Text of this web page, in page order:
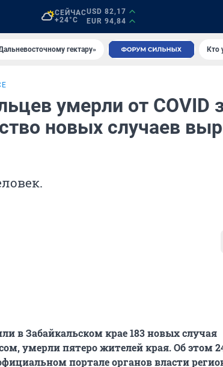
СЕЙЧАС
+24°C
USD 82,17
EUR 94,84
гектару» Кто
умерли от COVID
новых случаев
в Забайкальском крае 183 новых случая
умерли пятеро жителей края. Об этом
портале органов власти